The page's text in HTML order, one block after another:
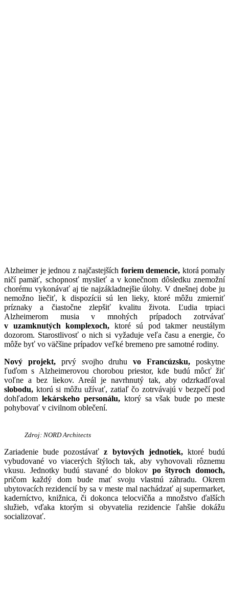
Alzheimer je jednou z najčastejších foriem demencie, ktorá pomaly
ničí pamäť, schopnosť myslieť a v konečnom dôsledku znemožní
chorému vykonávať aj tie najzákladnejšie úlohy. V dnešnej dobe ju
nemožno liečiť, k dispozícii sú len lieky, ktoré môžu zmierniť
príznaky a čiastočne zlepšiť kvalitu života. Ľudia trpiaci
Alzheimerom musia v mnohých prípadoch zotrvávať
v uzamknutých komplexoch, ktoré sú pod takmer neustálym
dozorom. Starostlivosť o nich si vyžaduje veľa času a energie, čo
môže byť vo väčšine prípadov veľké bremeno pre samotné rodiny.
Nový projekt,prvý svojho druhuvo Francúzsku, poskytne
ľuďom s Alzheimerovou chorobou priestor, kde budú môcť žiť
voľne a bez liekov. Areál je navrhnutý tak, aby odzrkadľoval
slobodu, ktorú si môžu užívať, zatiaľ čo zotrvávajú v bezpečí pod
dohľadom lekárskeho personálu,ktorý sa však bude po meste
pohybovať v civilnom oblečení.
Zdroj: NORD Architects
Zariadenie bude pozostávaťz bytových jednotiek,ktoré budú
vybudované vo viacerých štýloch tak, aby vyhovovali rôznemu
vkusu. Jednotky budú stavané do blokov po štyroch domoch,
pričom každý dom bude mať svoju vlastnú záhradu. Okrem
ubytovacích rezidencií by sa v meste mal nachádzať aj supermarket,
kaderníctvo, knižnica, či dokonca telocvičňa a množstvo ďalších
služieb, vďaka ktorým si obyvatelia rezidencie ľahšie dokážu
socializovať.